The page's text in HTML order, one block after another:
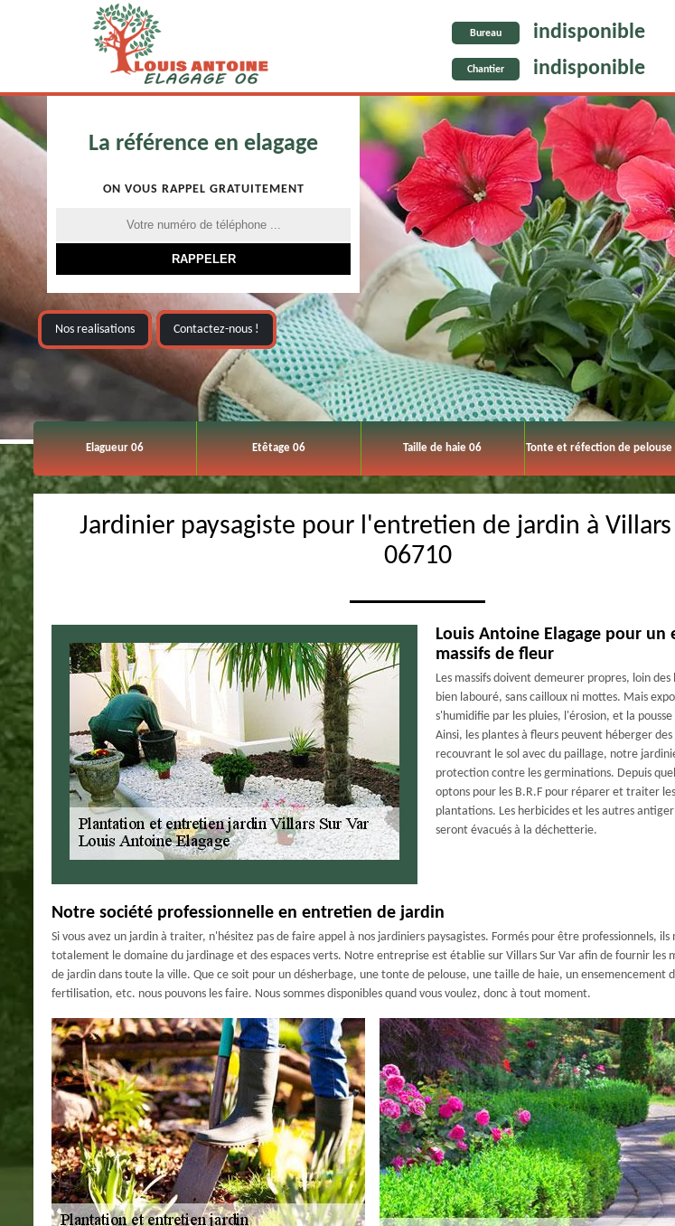
Bureau indisponible
Chantier indisponible
La référence en elagage
ON VOUS RAPPEL GRATUITEMENT
Nos realisations Contactez-nous !
Elagueur 06 Etêtage 06 Taille de haie 06 Tonte et réfection de pelouse
Jardinier paysagiste pour l'entretien de jardin à Villars
06710
Louis Antoine Elagage pour un
massifs de fleur
Les massifs doivent demeurer propres, loin des
bien labouré, sans cailloux ni mottes. Mais
s'humidifie par les pluies, l'érosion, et la pousse
Ainsi, les plantes à fleurs peuvent héberger des
recouvrant le sol avec du paillage, notre
protection contre les germinations. Depuis
optons pour les B.R.F pour réparer et traiter
plantations. Les herbicides et les autres
seront évacués à la déchetterie.
Notre société professionnelle en entretien de jardin
Si vous avez un jardin à traiter, n'hésitez pas de faire appel à nos jardiniers paysagistes. Formés pour être professionnels,
totalement le domaine du jardinage et des espaces verts. Notre entreprise est établie sur Villars Sur Var afin de fournir les
de jardin dans toute la ville. Que ce soit pour un désherbage, une tonte de pelouse, une taille de haie, un ensemencement
fertilisation, etc. nous pouvons les faire. Nous sommes disponibles quand vous voulez, donc à tout moment.